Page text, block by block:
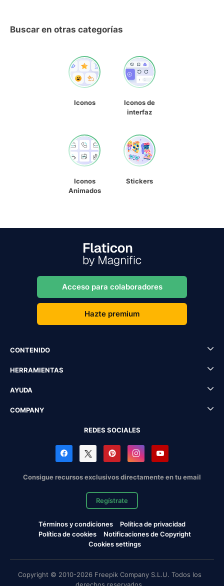
Buscar en otras categorías
Iconos
Iconos de
interfaz
Iconos
Animados
Stickers
Acceso para colaboradores
Hazte premium
CONTENIDO
HERRAMIENTAS
AYUDA
COMPANY
REDES SOCIALES
Consigue recursos exclusivos directamente en tu email
Regístrate
Términos y condiciones
Política de privacidad
Política de cookies
Notificaciones de Copyright
Cookies settings
Copyright © 2010-2026 Freepik Company S.L.U. Todos los